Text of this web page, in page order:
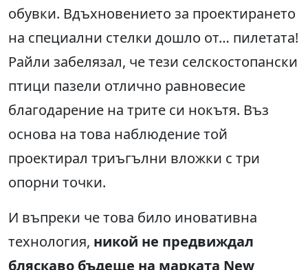
обувки. Вдъхновението за проектирането
на специални стелки дошло от… пилетата!
Райли забелязал, че тези селскостопански
птици пазели отлично равновесие
благодарение на трите си нокътя. Въз
основа на това наблюдение той
проектирал триъгълни вложки с три
опорни точки.
И въпреки че това било иновативна
технология, никой не предвиждал
бляскаво бъдеще на марката New